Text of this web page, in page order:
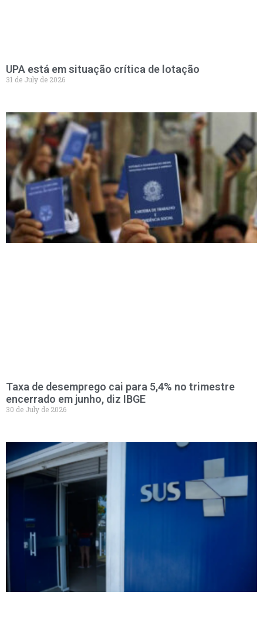
UPA está em situação crítica de lotação
31 de July de 2026
Taxa de desemprego cai para 5,4% no trimestre
encerrado em junho, diz IBGE
30 de July de 2026